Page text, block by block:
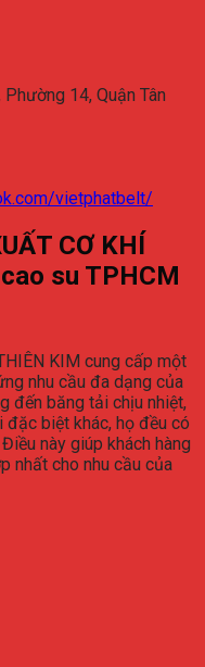
14, Quận Tân
vietphatbelt/
CƠ KHÍ
su TPHCM
KIM cung cấp một
nhu cầu đa dạng của
đến băng tải chịu nhiệt,
biệt khác, họ đều có
này giúp khách hàng
nhất cho nhu cầu của